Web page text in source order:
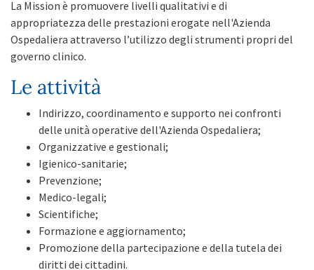
La Mission è promuovere livelli qualitativi e di
appropriatezza delle prestazioni erogate nell'Azienda
Ospedaliera attraverso l’utilizzo degli strumenti propri del
governo clinico.
Le attività
Indirizzo, coordinamento e supporto nei confronti
delle unità operative dell'Azienda Ospedaliera;
Organizzative e gestionali;
Igienico-sanitarie;
Prevenzione;
Medico-legali;
Scientifiche;
Formazione e aggiornamento;
Promozione della partecipazione e della tutela dei
diritti dei cittadini.